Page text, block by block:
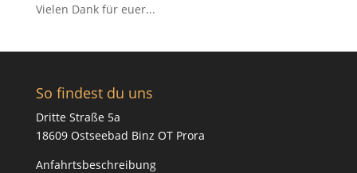
Vielen Dank für euer...
So findest du uns
Dritte Straße 5a
18609 Ostseebad Binz OT Prora
Anfahrtsbeschreibung